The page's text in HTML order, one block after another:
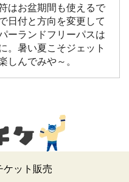
はお盆期間も使えるで
日付と方向を変更して
ーランドフリーパスは
。暑い夏こそジェット
しんでみや～。
ケット販売